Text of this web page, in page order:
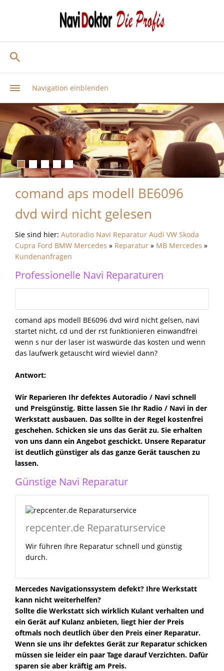
Navigation einblenden
comand aps modell BE6096
dvd wird nicht gelesen
Sie sind hier: Autoradio Navi Reparatur Audi VW Skoda
Cupra Ford BMW Mercedes » Reparatur » MB Mercedes »
Kundenanfragen
Professionelle Navi Reparaturen
comand aps modell BE6096 dvd wird nicht gelsen, navi
startet nicht, cd und der rst funktionieren einwandfrei
wenn s nur der laser ist waswürde das kosten und wenn
das laufwerk getauscht wird wieviel dann?
Antwort:
Wir Reparieren Ihr defektes Autoradio / Navi schnell
und Preisgünstig. Bitte lassen Sie Ihr Radio / Navi in der
Werkstatt ausbauen. Das sollte in der Regel kostenfrei
geschehen. Schicken sie uns das Gerät zu. Sie erhalten
von uns dann ein Angebot geschickt. Unsere Reparatur
ist deutlich günstiger als das ganze Gerät tauschen zu
lassen.
Günstige Navi Reparatur
repcenter.de Reparaturservice
Wir führen Ihre Reparatur schnell und günstig
durch.
Mercedes Navigationssystem defekt? Ihre Werkstatt
kann nicht weiterhelfen?
Sollte die Werkstatt sich wirklich Kulant verhalten und
ein Gerät auf Kulanz anbieten, liegt hier der Preis
oftmals noch deutlich über den Preis einer Reparatur.
Wenn sie uns ihr defektes Gerät zur Reparatur schicken
müssen sie leider ein paar Tage darauf Verzichten. Dafür
sparen sie aber kräftig am Preis.